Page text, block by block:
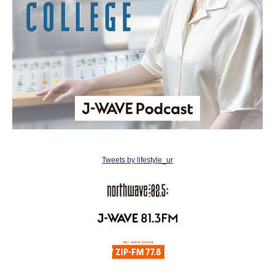
Tweets by lifestyle_ur